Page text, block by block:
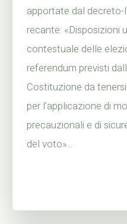
apportate dal decreto-
recante: «Disposizioni
contestuale delle
referendum previsti
Costituzione da
per l'applicazione di
precauzionali e di
del voto»...